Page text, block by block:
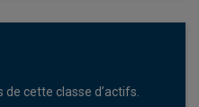
cette classe d’actifs.